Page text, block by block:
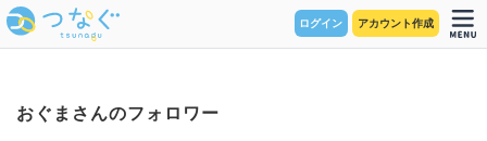
ログイン アカウント作成
おぐまさんのフォロワー